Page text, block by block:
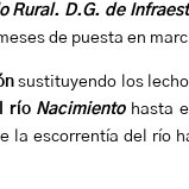
Rural. D.G. de
de puesta en
sustituyendo los
río Nacimientohasta
la escorrentía del río